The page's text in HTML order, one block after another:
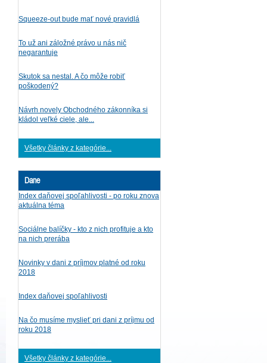
Squeeze-out bude mať nové pravidlá
To už ani záložné právo u nás nič
negarantuje
Skutok sa nestal. A čo môže robiť
poškodený?
Návrh novely Obchodného zákonníka si
kládol veľké ciele, ale...
Všetky články z kategórie...
Dane
Index daňovej spoľahlivosti - po roku znova
aktuálna téma
Sociálne balíčky - kto z nich profituje a kto
na nich prerába
Novinky v dani z príjmov platné od roku
2018
Index daňovej spoľahlivosti
Na čo musíme myslieť pri dani z príjmu od
roku 2018
Všetky články z kategórie...